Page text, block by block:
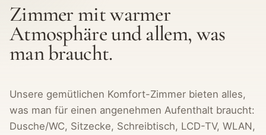
Zimmer mit warmer
Atmosphäre und allem, was
man braucht.
Unsere gemütlichen Komfort-Zimmer bieten alles,
was man für einen angenehmen Aufenthalt braucht:
Dusche/WC, Sitzecke, Schreibtisch, LCD-TV, WLAN,